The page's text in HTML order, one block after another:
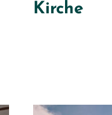
Kirche